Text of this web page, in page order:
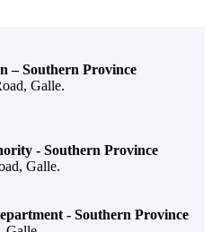
– Southern Province
Galle.
- Southern Province
Galle.
- Southern Province